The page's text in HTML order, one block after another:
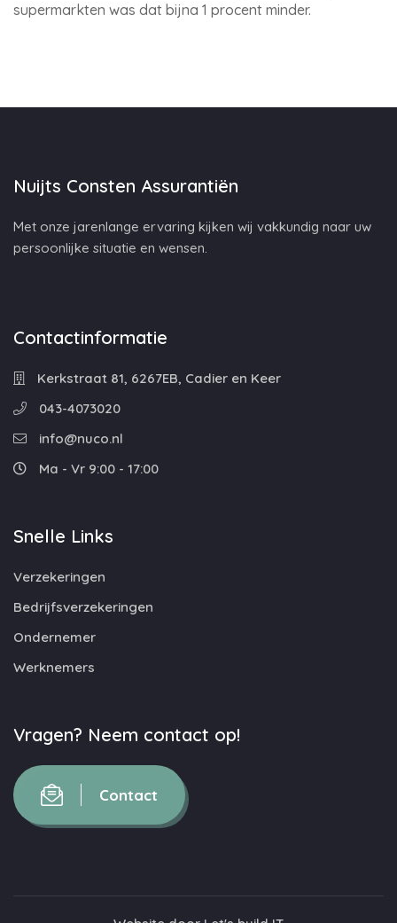
supermarkten was dat bijna 1 procent minder.
Nuijts Consten Assurantiën
Met onze jarenlange ervaring kijken wij vakkundig naar uw
persoonlijke situatie en wensen.
Contactinformatie
Kerkstraat 81, 6267EB, Cadier en Keer
043-4073020
info@nuco.nl
Ma - Vr 9:00 - 17:00
Snelle Links
Verzekeringen
Bedrijfsverzekeringen
Ondernemer
Werknemers
Vragen? Neem contact op!
Contact